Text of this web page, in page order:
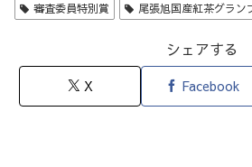
審査委員特別賞
尾張旭国産紅茶グラン
シェアする
X Facebook